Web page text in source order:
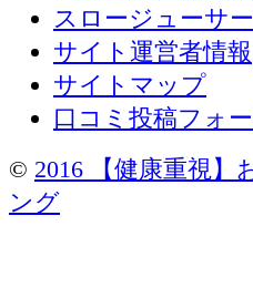
スロージューサ
サイト運営者情報
サイトマップ
口コミ投稿フォ
© 2016 【健康重視
ング